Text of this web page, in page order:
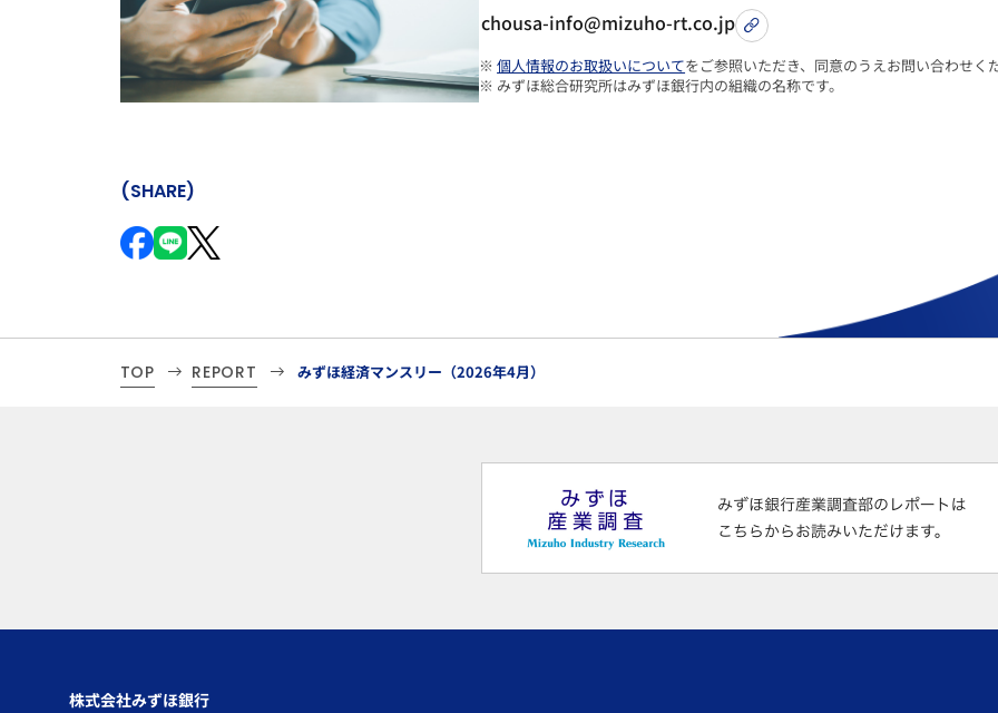
chousa-info@mizuho-rt.co.jp
※個人情報のお取扱いについてをご参照いただき、同意のうえお問い合わせく
※ みずほ総合研究所はみずほ銀行内の組織の名称です。
(SHARE)
TOP REPORT みずほ経済マンスリー（2026年4月）
株式会社みずほ銀行